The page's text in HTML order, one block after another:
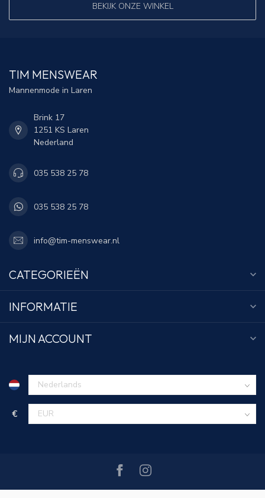
BEKIJK ONZE WINKEL
TIM MENSWEAR
Mannenmode in Laren
Brink 17
1251 KS Laren
Nederland
035 538 25 78
035 538 25 78
info@tim-menswear.nl
CATEGORIEËN
INFORMATIE
MIJN ACCOUNT
€